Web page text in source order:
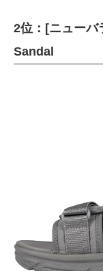
2位：[ニュー
Sandal